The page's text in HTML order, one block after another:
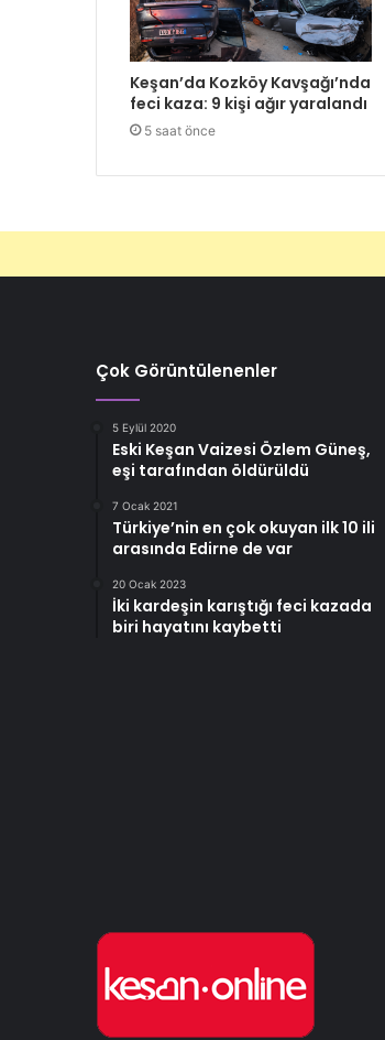
Keşan’da Kozköy Kavşağı’nda
feci kaza: 9 kişi ağır yaralandı
5 saat önce
Çok Görüntülenenler
5 Eylül 2020
Eski Keşan Vaizesi Özlem Güneş,
eşi tarafından öldürüldü
7 Ocak 2021
Türkiye’nin en çok okuyan ilk 10 ili
arasında Edirne de var
20 Ocak 2023
İki kardeşin karıştığı feci kazada
biri hayatını kaybetti